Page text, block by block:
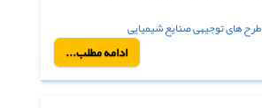
طرح های توجیهی صنایع شیمیایی
ادامه مطلب...